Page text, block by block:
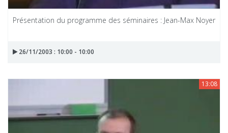
Présentation du programme des séminaires : Jean-Max Noyer
26/11/2003 : 10:00 - 10:00
13:08